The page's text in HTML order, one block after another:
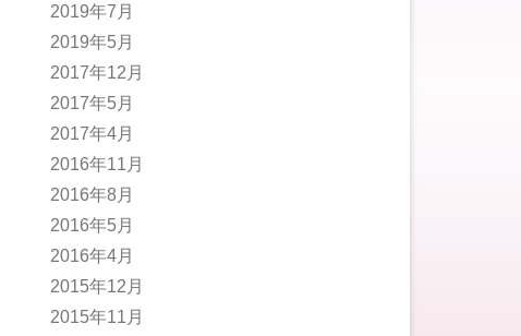
2019年7月
2019年5月
2017年12月
2017年5月
2017年4月
2016年11月
2016年8月
2016年5月
2016年4月
2015年12月
2015年11月